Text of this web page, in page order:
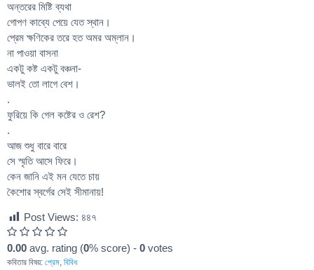
অন্তরের মিষ্টি ব্যথা
গোপণ কাব্যে পেয়ে যেত স্থান।
প্রেম ক্ষণিকের তরে হত অমর অম্লান।
না পাওয়া বাসনা
একটু কষ্ট একটু বঞ্চনা-
ভালই তো লাগে বেশ।
.
ফুরিয়ে কি গেল কষ্টের ও রেশ?
.
আজ শুধু বারে বারে
সে স্মৃতি আসে ফিরে।
কেন জানি এই মন যেতে চায়
কৈশোর স্বর্গের সেই সীমানায়!
Post Views: ৪৪৭
0.00 avg. rating (0% score) - 0 votes
কবিতার বিষয়: প্রেম বিবিধ